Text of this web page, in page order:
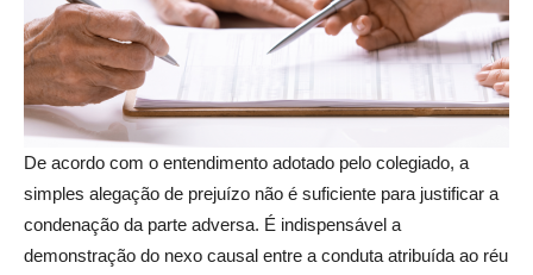
De acordo com o entendimento adotado pelo colegiado, a
simples alegação de prejuízo não é suficiente para justificar a
condenação da parte adversa. É indispensável a
demonstração do nexo causal entre a conduta atribuída ao réu